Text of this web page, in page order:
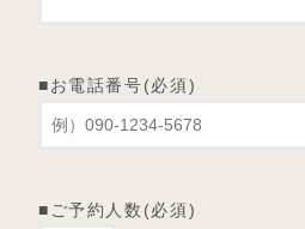
■お電話番号(必須)
■ご予約人数(必須)